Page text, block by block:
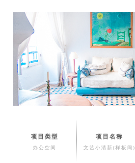
项目类型
办公空间
项目名称
文艺小清新(样板间)